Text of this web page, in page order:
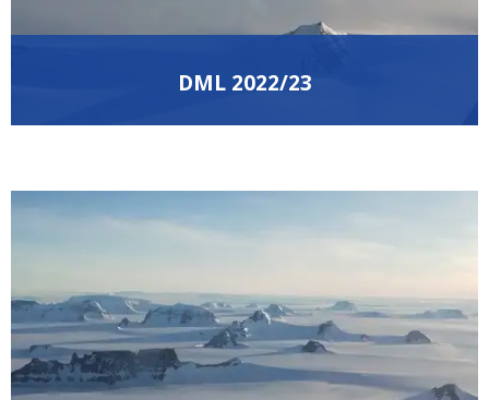
DML 2022/23